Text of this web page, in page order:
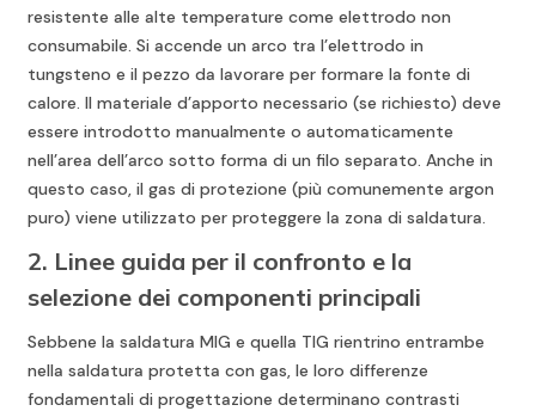
resistente alle alte temperature come elettrodo non
consumabile. Si accende un arco tra l’elettrodo in
tungsteno e il pezzo da lavorare per formare la fonte di
calore. Il materiale d’apporto necessario (se richiesto) deve
essere introdotto manualmente o automaticamente
nell’area dell’arco sotto forma di un filo separato. Anche in
questo caso, il gas di protezione (più comunemente argon
puro) viene utilizzato per proteggere la zona di saldatura.
2. Linee guida per il confronto e la
selezione dei componenti principali
Sebbene la saldatura MIG e quella TIG rientrino entrambe
nella saldatura protetta con gas, le loro differenze
fondamentali di progettazione determinano contrasti